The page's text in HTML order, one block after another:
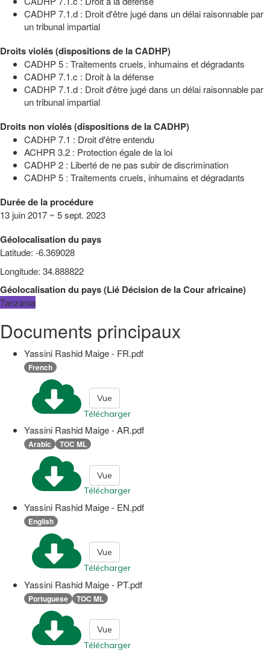
CADHP 7.1.d : Droit d'être jugé dans un délai raisonnable par
un tribunal impartial
Droits violés (dispositions de la CADHP)
CADHP 5 : Traitements cruels, inhumains et dégradants
CADHP 7.1.c : Droit à la défense
CADHP 7.1.d : Droit d'être jugé dans un délai raisonnable par
un tribunal impartial
Droits non violés (dispositions de la CADHP)
CADHP 7.1 : Droit d'être entendu
ACHPR 3.2 : Protection égale de la loi
CADHP 2 : Liberté de ne pas subir de discrimination
CADHP 5 : Traitements cruels, inhumains et dégradants
Durée de la procédure
13 juin 2017 ~ 5 sept. 2023
Géolocalisation du pays
Latitude: -6.369028
Longitude: 34.888822
Géolocalisation du pays(Lié Décision de la Cour africaine)
Tanzania
Documents principaux
Yassini Rashid Maige - FR.pdf
French
Télécharger
Vue
Yassini Rashid Maige - AR.pdf
Arabic TOC ML
Télécharger
Vue
Yassini Rashid Maige - EN.pdf
English
Télécharger
Vue
Yassini Rashid Maige - PT.pdf
Portuguese TOC ML
Télécharger
Vue